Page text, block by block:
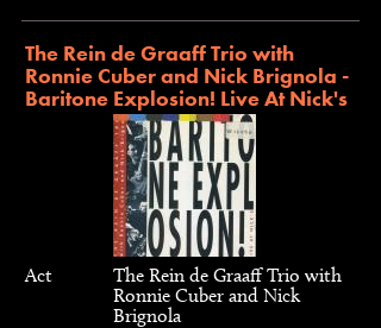
The Rein de Graaff Trio with
Ronnie Cuber and Nick Brignola -
Baritone Explosion! Live At Nick's
Act
The Rein de Graaff Trio with
Ronnie Cuber and Nick
Brignola